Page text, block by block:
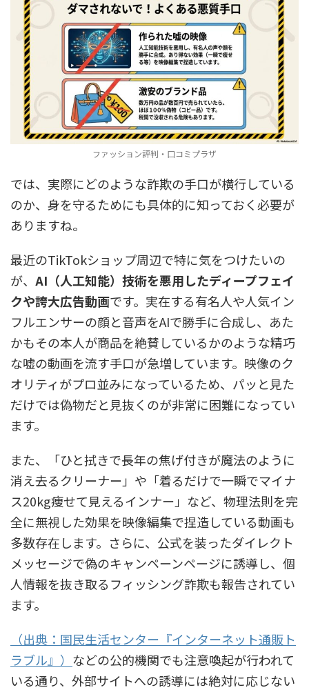
ファッション評判・口コミプラザ
では、実際にどのような詐欺の手口が横行している
のか、身を守るためにも具体的に知っておく必要が
ありますね。
最近のTikTokショップ周辺で特に気をつけたいの
が、 AI（人工知能）技術を悪用したディープフェイ
クや誇大広告動画です。実在する有名人や人気イン
フルエンサーの顔と音声をAIで勝手に合成し、あた
かもその本人が商品を絶賛しているかのような精巧
な嘘の動画を流す手口が急増しています。映像のク
オリティがプロ並みになっているため、パッと見た
だけでは偽物だと見抜くのが非常に困難になってい
ます。
また、「ひと拭きで長年の焦げ付きが魔法のように
消え去るクリーナー」や「着るだけで一瞬でマイナ
ス20kg痩せて見えるインナー」など、物理法則を完
全に無視した効果を映像編集で捏造している動画も
多数存在します。さらに、公式を装ったダイレクト
メッセージで偽のキャンペーンページに誘導し、個
人情報を抜き取るフィッシング詐欺も報告されてい
ます。
（出典：国民生活センター『インターネット通販ト
ラブル』） などの公的機関でも注意喚起が行われて
いる通り、外部サイトへの誘導には絶対に応じない